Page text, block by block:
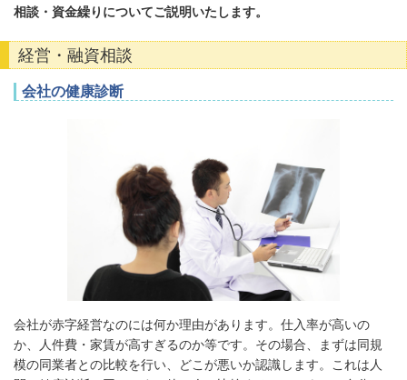
相談・資金繰りについてご説明いたします。
経営・融資相談
会社の健康診断
会社が赤字経営なのには何か理由があります。仕入率が高いの
か、人件費・家賃が高すぎるのか等です。その場合、まずは同規
模の同業者との比較を行い、どこが悪いか認識します。これは人